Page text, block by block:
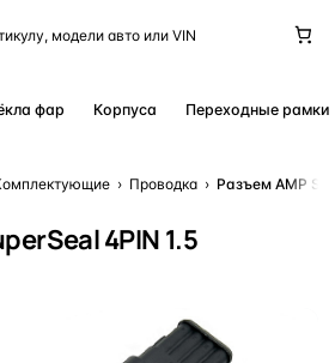
фар Корпуса Переходные рамки
› Проводка › Разъем AMP
4PIN 1.5